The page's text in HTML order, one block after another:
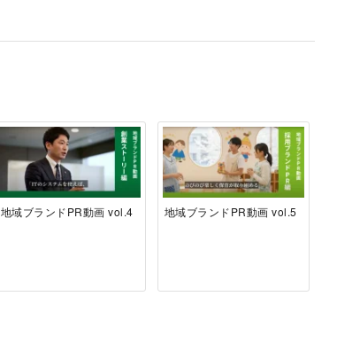
地域ブランドPR動画 vol.4 地域ブランドPR動画 vol.5